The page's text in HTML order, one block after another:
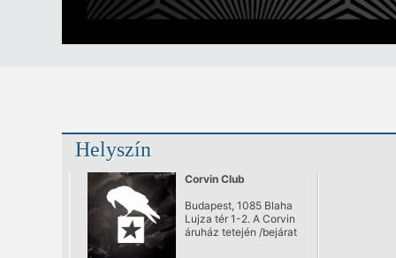
Helyszín
Corvin Club
Budapest, 1085 Blaha
Lujza tér 1-2. A Corvin
áruház tetején /bejárat